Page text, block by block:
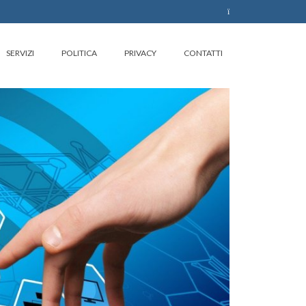
SERVIZI POLITICA PRIVACY CONTATTI